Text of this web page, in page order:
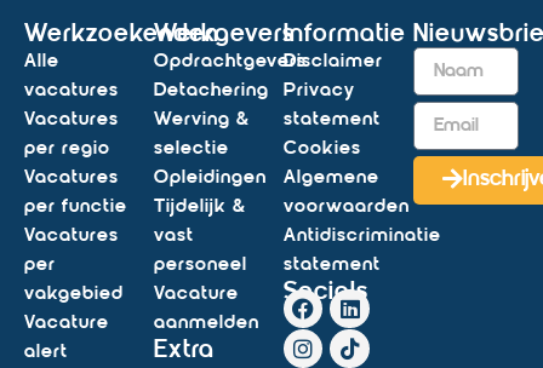
Werkzoekenden
Alle
vacatures
Vacatures
per regio
Vacatures
per functie
Vacatures
per
vakgebied
Vacature
alert
Werkgevers
Opdrachtgevers
Detachering
Werving &
selectie
Opleidingen
Tijdelijk &
vast
personeel
Vacature
aanmelden
Extra
Informatie
Disclaimer
Privacy
statement
Cookies
Algemene
voorwaarden
Antidiscriminatie
statement
Socials